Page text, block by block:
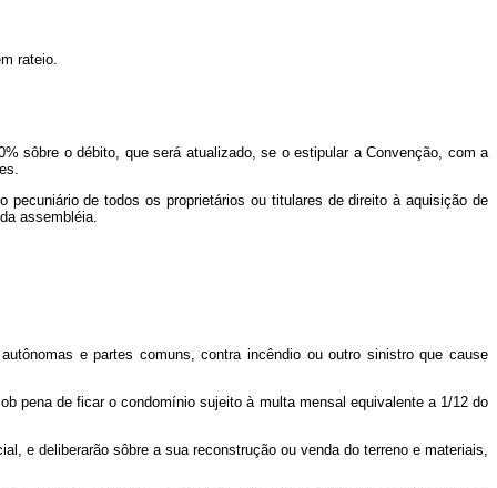
rateio.
sôbre o débito, que será atualizado, se o estipular a Convenção, com a
de todos os proprietários ou titulares de direito à aquisição de
assembléia.
e partes comuns, contra incêndio ou outro sinistro que cause
pena de ficar o condomínio sujeito à multa mensal equivalente a 1/12 do
e deliberarão sôbre a sua reconstrução ou venda do terreno e materiais,